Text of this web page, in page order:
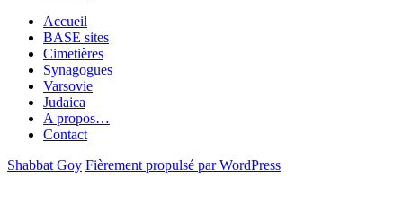
Accueil
BASE sites
Cimetières
Synagogues
Varsovie
Judaica
A propos…
Contact
Shabbat Goy Fièrement propulsé par WordPress